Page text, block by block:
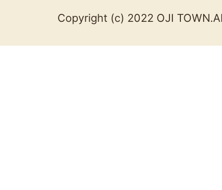
Copyright (c) 2022 OJI